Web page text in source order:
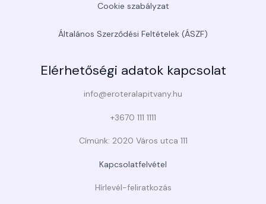
Cookie szabályzat
Általános Szerződési Feltételek (ÁSZF)
Elérhetőségi adatok kapcsolat
info@eroteralapitvany.hu
+3670 111 1111
Címünk: 2020 Város utca 111
Kapcsolatfelvétel
Hírlevél-feliratkozás